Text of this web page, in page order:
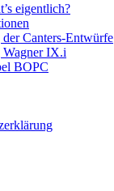
eigentlich?
Canters-Entwürfe
Wagner IX.i
BOPC